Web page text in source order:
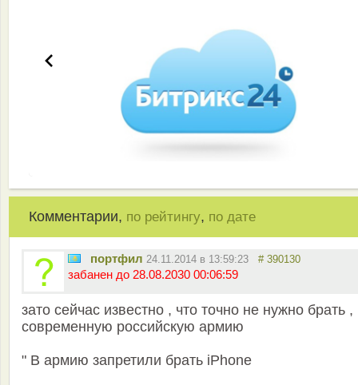
Комментарии, по рейтингу, по дате
портфил 24.11.2014 в 13:59:23 # 390130
забанен до 28.08.2030 00:06:59
зато сейчас известно , что точно не нужно брать ,
современную российскую армию
" В армию запретили брать iPhone